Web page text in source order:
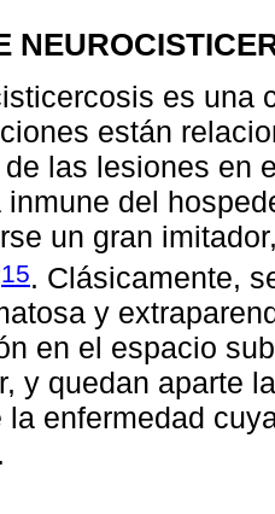
es una
están
las lesiones en
inmune del
un gran
15. Clásicamente,
y
en el espacio
y quedan aparte
la enfermedad
.